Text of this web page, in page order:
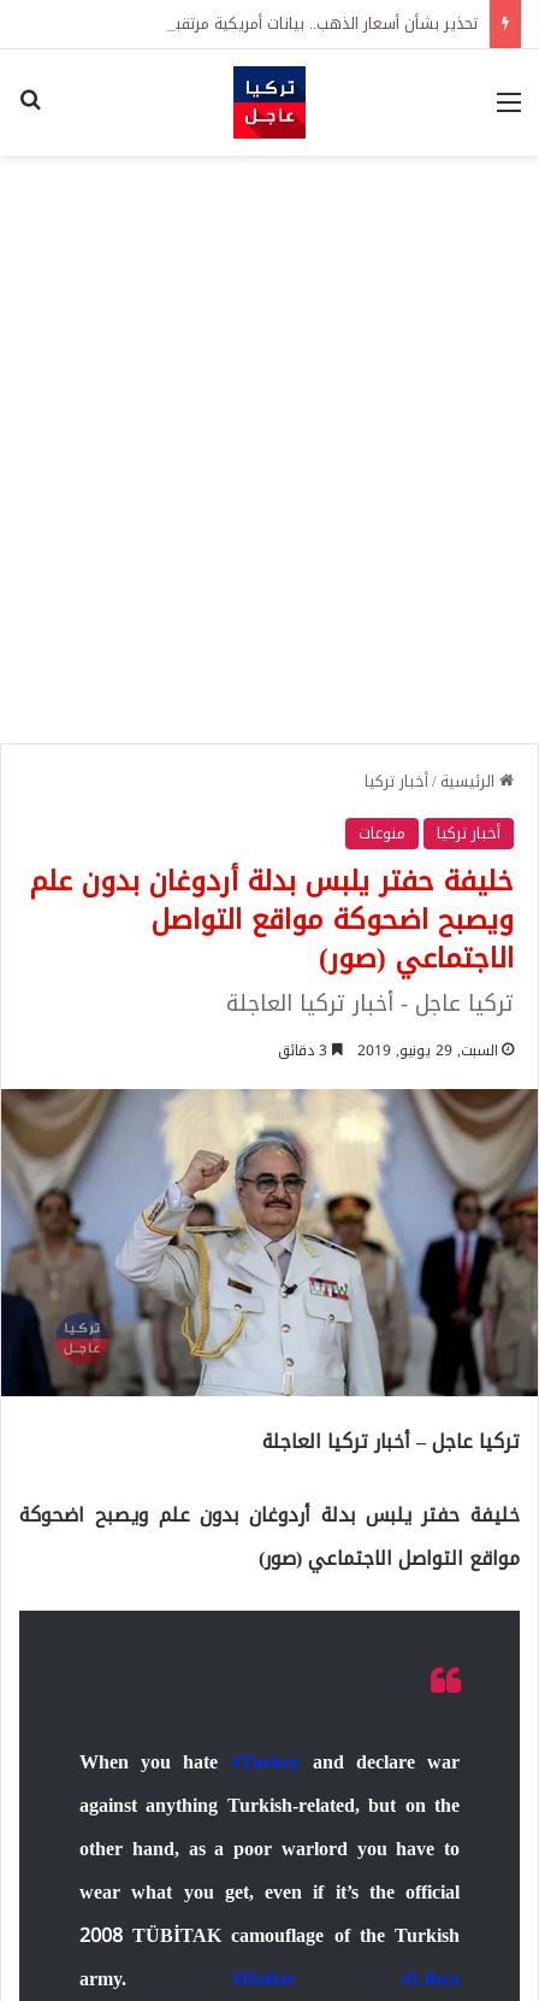
القائمة
الرئيسية/أخبار تركيا
أخبار تركيا
منوعات
خليفة حفتر يلبس بدلة أردوغان بدون علم
ويصبح اضحوكة مواقع التواصل
الاجتماعي (صور)
تركيا عاجل - أخبار تركيا العاجلة
السبت, 29 يونيو, 2019
تركيا عاجل – أخبار تركيا العاجلة
خليفة حفتر يلبس بدلة أردوغان بدون علم ويصبح اضحوكة
مواقع التواصل الاجتماعي (صور)
When you hate #Turkeyand declare war
against anything Turkish-related, but on the
other hand, as a poor warlord you have to
wear what you get, even if it’s the official
2008 TÜBİTAK camouflage of the Turkish
army. #Haftar
#Libya